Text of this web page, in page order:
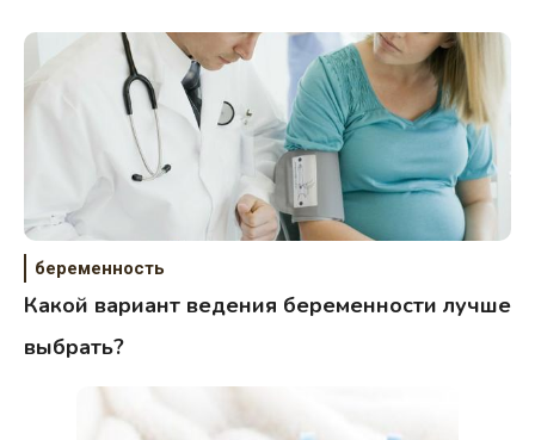
беременность
Какой вариант ведения беременности лучше
выбрать?